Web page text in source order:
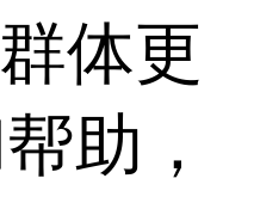
体更
助，